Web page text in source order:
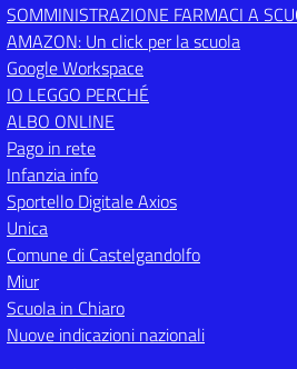
SOMMINISTRAZIONE FARMACI A
AMAZON: Un click per la scuola
Google Workspace
IO LEGGO PERCHÉ
ALBO ONLINE
Pago in rete
Infanzia info
Sportello Digitale Axios
Unica
Comune di Castelgandolfo
Miur
Scuola in Chiaro
Nuove indicazioni nazionali